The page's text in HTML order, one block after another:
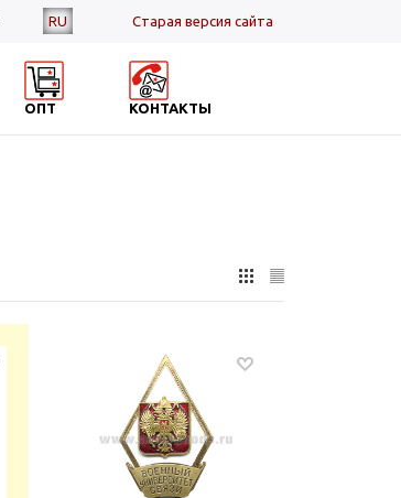
RU Cтарая версия сайта
ОПТ КОНТАКТЫ